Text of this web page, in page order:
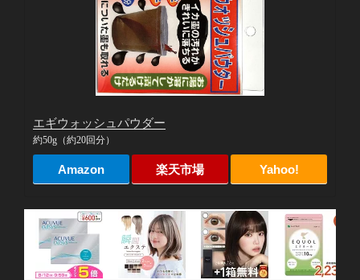
エギウォッシュパウダー
約50g（約20回分）
Amazon 楽天市場 Yahoo!